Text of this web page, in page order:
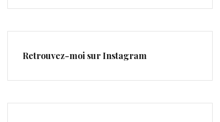
Retrouvez-moi sur Instagram